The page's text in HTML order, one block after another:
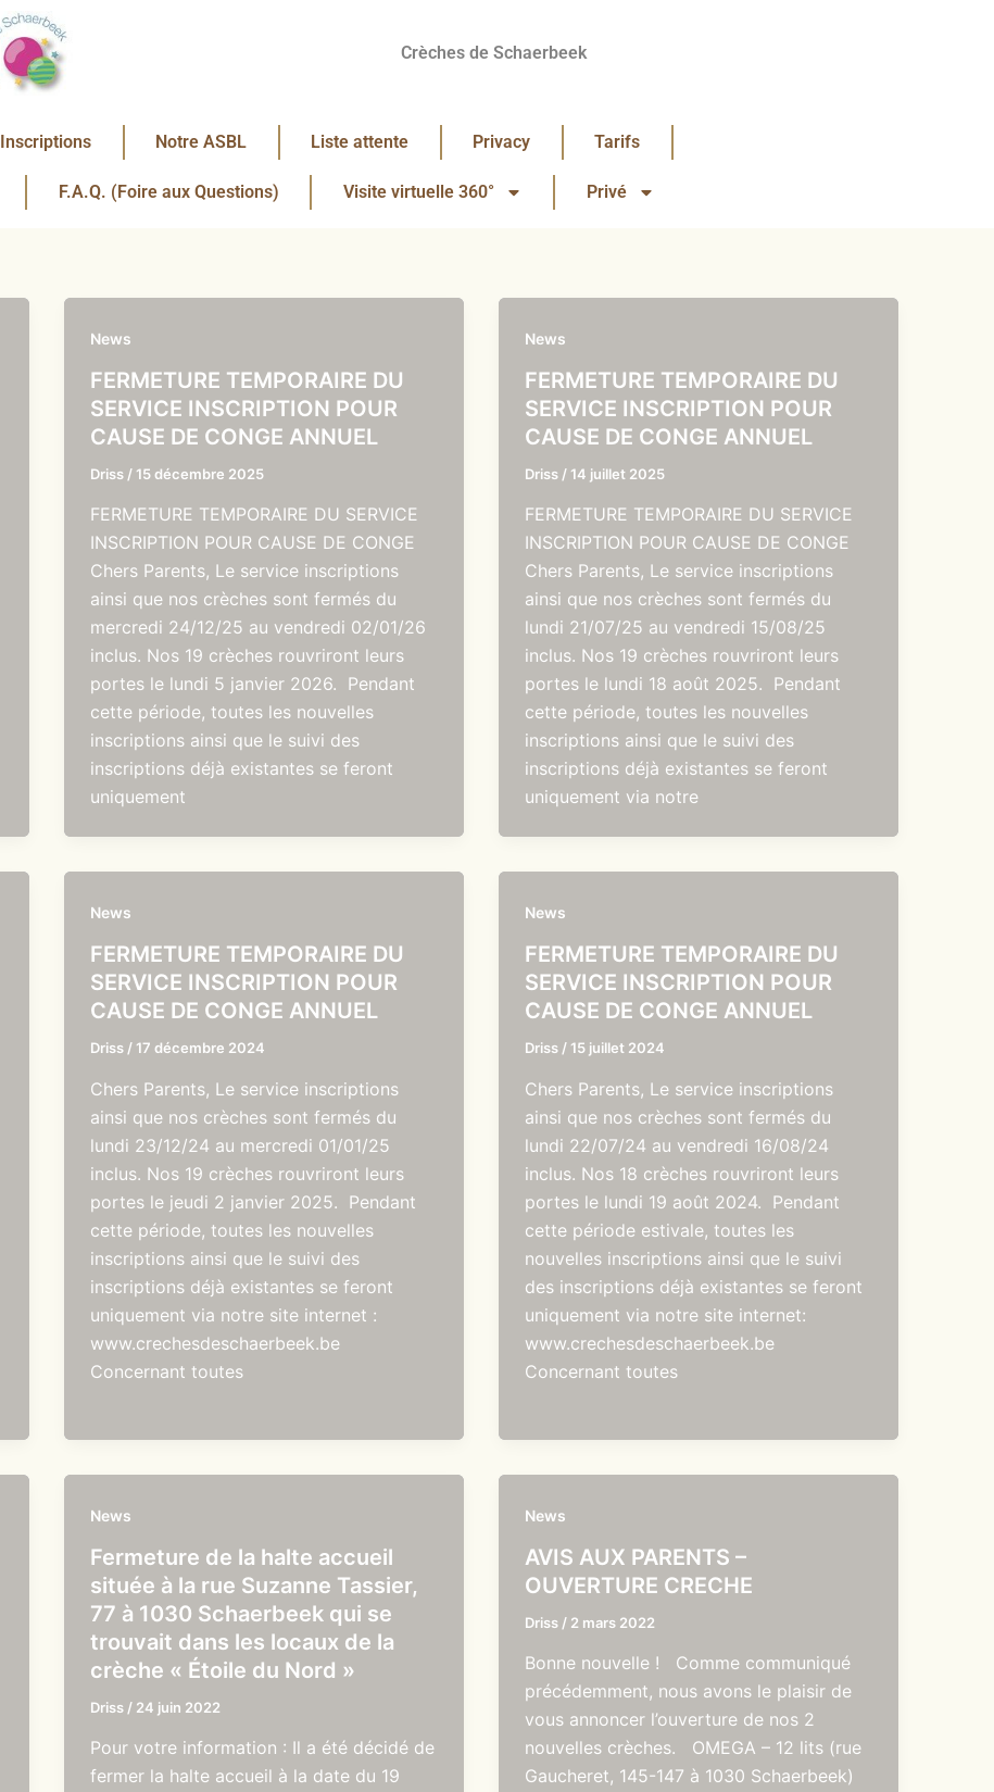
Crèches de Schaerbeek
Inscriptions Notre ASBL Liste attente Privacy Tarifs
F.A.Q. (Foire aux Questions) Visite virtuelle 360° Privé
News
FERMETURE TEMPORAIRE DU
SERVICE INSCRIPTION POUR
CAUSE DE CONGE ANNUEL
Driss / 15 décembre 2025
FERMETURE TEMPORAIRE DU SERVICE
INSCRIPTION POUR CAUSE DE CONGE
Chers Parents, Le service inscriptions
ainsi que nos crèches sont fermés du
mercredi 24/12/25 au vendredi 02/01/26
inclus. Nos 19 crèches rouvriront leurs
portes le lundi 5 janvier 2026. Pendant
cette période, toutes les nouvelles
inscriptions ainsi que le suivi des
inscriptions déjà existantes se feront
uniquement
News
FERMETURE TEMPORAIRE DU
SERVICE INSCRIPTION POUR
CAUSE DE CONGE ANNUEL
Driss / 14 juillet 2025
FERMETURE TEMPORAIRE DU SERVICE
INSCRIPTION POUR CAUSE DE CONGE
Chers Parents, Le service inscriptions
ainsi que nos crèches sont fermés du
lundi 21/07/25 au vendredi 15/08/25
inclus. Nos 19 crèches rouvriront leurs
portes le lundi 18 août 2025. Pendant
cette période, toutes les nouvelles
inscriptions ainsi que le suivi des
inscriptions déjà existantes se feront
uniquement via notre
News
FERMETURE TEMPORAIRE DU
SERVICE INSCRIPTION POUR
CAUSE DE CONGE ANNUEL
Driss / 17 décembre 2024
Chers Parents, Le service inscriptions
ainsi que nos crèches sont fermés du
lundi 23/12/24 au mercredi 01/01/25
inclus. Nos 19 crèches rouvriront leurs
portes le jeudi 2 janvier 2025. Pendant
cette période, toutes les nouvelles
inscriptions ainsi que le suivi des
inscriptions déjà existantes se feront
uniquement via notre site internet :
www.crechesdeschaerbeek.be
Concernant toutes
News
FERMETURE TEMPORAIRE DU
SERVICE INSCRIPTION POUR
CAUSE DE CONGE ANNUEL
Driss / 15 juillet 2024
Chers Parents, Le service inscriptions
ainsi que nos crèches sont fermés du
lundi 22/07/24 au vendredi 16/08/24
inclus. Nos 18 crèches rouvriront leurs
portes le lundi 19 août 2024. Pendant
cette période estivale, toutes les
nouvelles inscriptions ainsi que le suivi
des inscriptions déjà existantes se feront
uniquement via notre site internet:
www.crechesdeschaerbeek.be
Concernant toutes
News
Fermeture de la halte accueil
située à la rue Suzanne Tassier,
77 à 1030 Schaerbeek qui se
trouvait dans les locaux de la
crèche « Étoile du Nord »
Driss / 24 juin 2022
Pour votre information : Il a été décidé de
fermer la halte accueil à la date du 19
News
AVIS AUX PARENTS –
OUVERTURE CRECHE
Driss / 2 mars 2022
Bonne nouvelle ! Comme communiqué
précédemment, nous avons le plaisir de
vous annoncer l’ouverture de nos 2
nouvelles crèches. OMEGA – 12 lits (rue
Gaucheret, 145-147 à 1030 Schaerbeek)